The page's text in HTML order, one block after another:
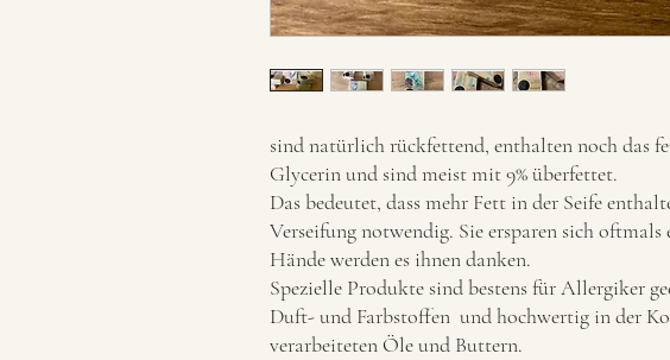
sind natürlich rückfettend, enthalten noch das
Glycerin und sind meist mit 9% überfettet.
Das bedeutet, dass mehr Fett in der Seife
Verseifung notwendig. Sie ersparen sich oftmals
Hände werden es ihnen danken.
Spezielle Produkte sind bestens für Allergiker
Duft- und Farbstoffen und hochwertig in der
verarbeiteten Öle und Buttern.